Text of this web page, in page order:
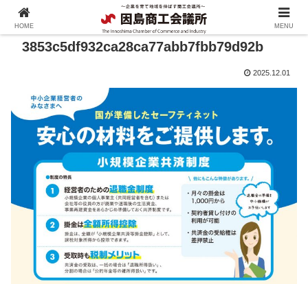
3853c5df932ca28ca77abb7fbb79d92b
2025.12.01
HOME MENU